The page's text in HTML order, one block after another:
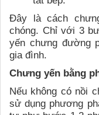
Đây là cách
chóng. Chỉ với 3
yến chưng đường
gia đình.
Chưng yến bằng
Nếu không có nồi
sử dụng phương